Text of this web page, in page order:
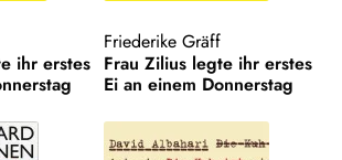
ihr erstes
Friederike Gräff
Frau Zilius legte ihr erstes
Ei an einem Donnerstag